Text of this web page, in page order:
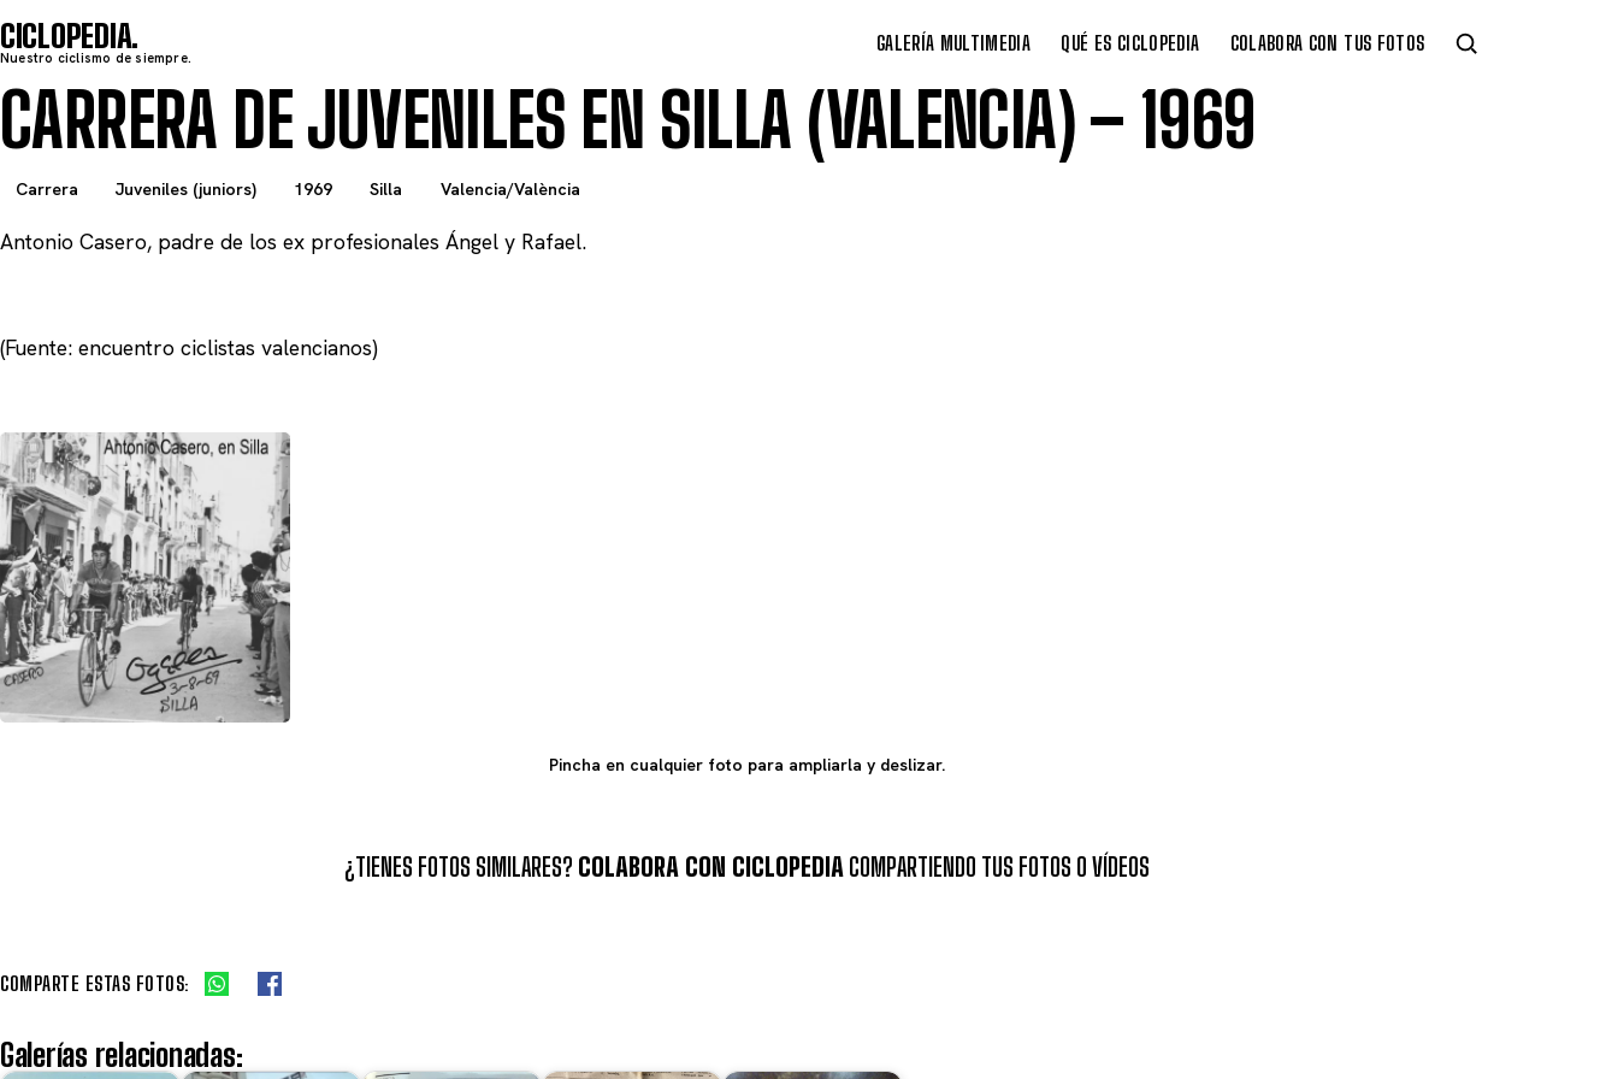
CICLOPEDIA
Nuestro ciclismo de siempre.
GALERÍA MULTIMEDIA QUÉ ES CICLOPEDIA COLABORA CON TUS FOTOS
CARRERA DE JUVENILES EN SILLA (VALENCIA) – 1969
Carrera Juveniles (juniors) 1969 Silla Valencia/València
Antonio Casero, padre de los ex profesionales Ángel y Rafael.
(Fuente: encuentro ciclistas valencianos)
Pincha en cualquier foto para ampliarla y deslizar.
¿TIENES FOTOS SIMILARES? COLABORA CON CICLOPEDIACOMPARTIENDO TUS FOTOS O VÍDEOS
COMPARTE ESTAS FOTOS:
Galerías relacionadas: